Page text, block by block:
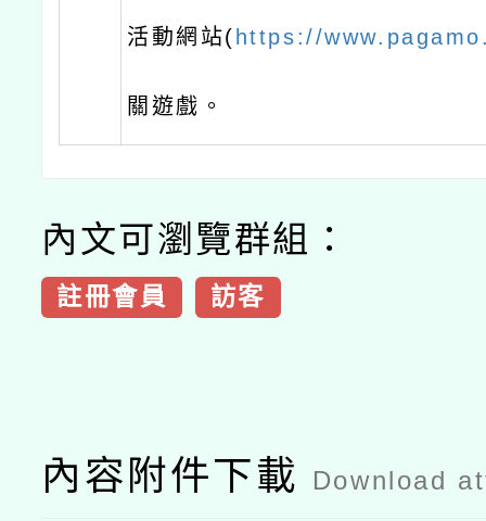
活動網站( https://
關遊戲。
內文可瀏覽群組：
註冊會員 訪客
內容附件下載 Download